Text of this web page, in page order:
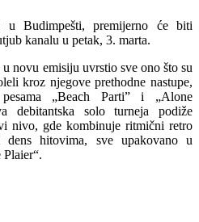
u Budimpešti, premijerno će biti
kanalu u petak, 3. marta.
novu emisiju uvrstio sve ono što su
kroz njegove prethodne nastupe,
„Beach Parti” i „Alone
debitantska solo turneja podiže
nivo, gde kombinuje ritmični retro
dens hitovima, sve upakovano u